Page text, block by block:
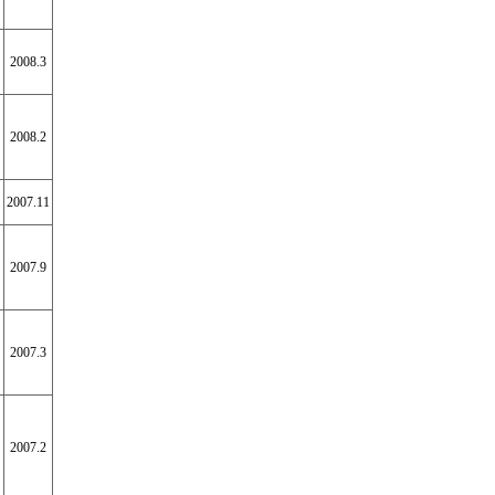
2008.3
2008.2
2007.11
2007.9
2007.3
2007.2